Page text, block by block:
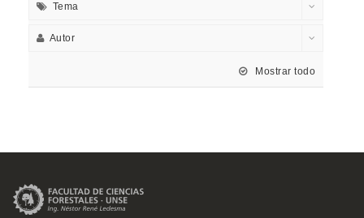
Tema
Autor
Mostrar todo